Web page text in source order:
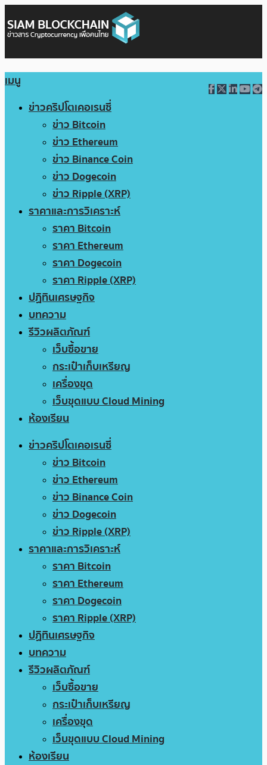
เมนู
ข่าวคริปโตเคอเรนซี่
ข่าว Bitcoin
ข่าว Ethereum
ข่าว Binance Coin
ข่าว Dogecoin
ข่าว Ripple (XRP)
ราคาและการวิเคราะห์
ราคา Bitcoin
ราคา Ethereum
ราคา Dogecoin
ราคา Ripple (XRP)
ปฏิทินเศรษฐกิจ
บทความ
รีวิวผลิตภัณฑ์
เว็บซื้อขาย
กระเป๋าเก็บเหรียญ
เครื่องขุด
เว็บขุดแบบ Cloud Mining
ห้องเรียน
ข่าวคริปโตเคอเรนซี่
ข่าว Bitcoin
ข่าว Ethereum
ข่าว Binance Coin
ข่าว Dogecoin
ข่าว Ripple (XRP)
ราคาและการวิเคราะห์
ราคา Bitcoin
ราคา Ethereum
ราคา Dogecoin
ราคา Ripple (XRP)
ปฏิทินเศรษฐกิจ
บทความ
รีวิวผลิตภัณฑ์
เว็บซื้อขาย
กระเป๋าเก็บเหรียญ
เครื่องขุด
เว็บขุดแบบ Cloud Mining
ห้องเรียน